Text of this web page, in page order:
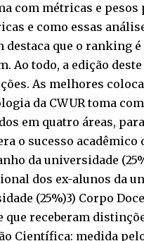
com métricas e
e como essas
destaca que o ranking
Ao todo, a edição
As melhores
da CWUR toma
em quatro áreas,
o sucesso
da universidade
dos ex-alunos da
(25%)3) Corpo
que receberam
Científica: medida